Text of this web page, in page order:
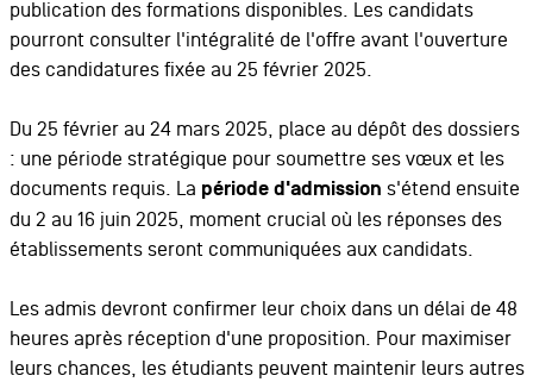
publication des formations disponibles. Les candidats
pourront consulter l'intégralité de l'offre avant l'ouverture
des candidatures fixée au 25 février 2025.
Du 25 février au 24 mars 2025, place au dépôt des dossiers
: une période stratégique pour soumettre ses vœux et les
documents requis. La période d'admission s'étend ensuite
du 2 au 16 juin 2025, moment crucial où les réponses des
établissements seront communiquées aux candidats.
Les admis devront confirmer leur choix dans un délai de 48
heures après réception d'une proposition. Pour maximiser
leurs chances, les étudiants peuvent maintenir leurs autres